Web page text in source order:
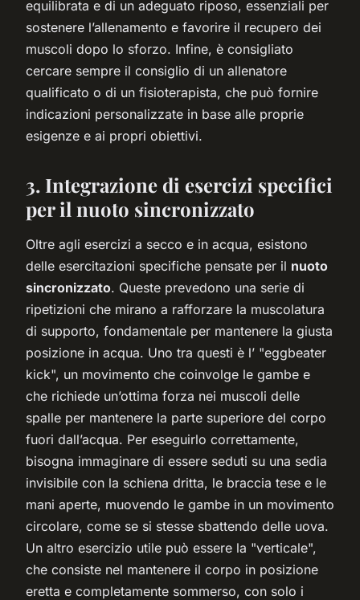
equilibrata e di un adeguato riposo, essenziali per
sostenere l’allenamento e favorire il recupero dei
muscoli dopo lo sforzo. Infine, è consigliato
cercare sempre il consiglio di un allenatore
qualificato o di un fisioterapista, che può fornire
indicazioni personalizzate in base alle proprie
esigenze e ai propri obiettivi.
3. Integrazione di esercizi specifici
per il nuoto sincronizzato
Oltre agli esercizi a secco e in acqua, esistono
delle esercitazioni specifiche pensate per il nuoto
sincronizzato. Queste prevedono una serie di
ripetizioni che mirano a rafforzare la muscolatura
di supporto, fondamentale per mantenere la giusta
posizione in acqua. Uno tra questi è l’ "eggbeater
kick", un movimento che coinvolge le gambe e
che richiede un’ottima forza nei muscoli delle
spalle per mantenere la parte superiore del corpo
fuori dall’acqua. Per eseguirlo correttamente,
bisogna immaginare di essere seduti su una sedia
invisibile con la schiena dritta, le braccia tese e le
mani aperte, muovendo le gambe in un movimento
circolare, come se si stesse sbattendo delle uova.
Un altro esercizio utile può essere la "verticale",
che consiste nel mantenere il corpo in posizione
eretta e completamente sommerso, con solo i